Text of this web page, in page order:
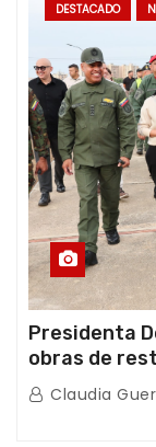
DESTACADO
Presidenta
obras de
afectaciones
Claudia